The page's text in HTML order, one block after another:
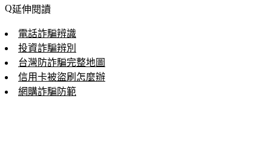
延伸閱讀
電話詐騙辨識
投資詐騙辨別
台灣防詐騙完整地圖
信用卡被盜刷怎麼辦
網購詐騙防範